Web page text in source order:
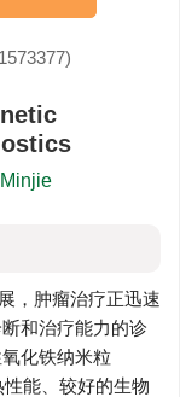
，肿瘤治疗正迅速
和治疗能力的诊
化铁纳米粒
能、较好的生物